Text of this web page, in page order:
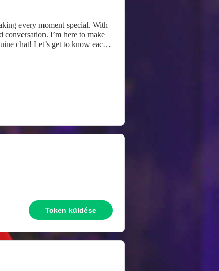
every moment special. With
I’m here to make
chat! Let’s get to know each
Token küldése